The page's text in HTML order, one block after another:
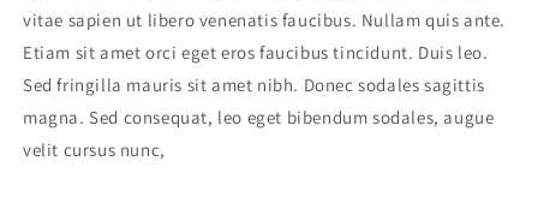
vitae sapien ut libero venenatis faucibus. Nullam quis ante.
Etiam sit amet orci eget eros faucibus tincidunt. Duis leo.
Sed fringilla mauris sit amet nibh. Donec sodales sagittis
magna. Sed consequat, leo eget bibendum sodales, augue
velit cursus nunc,